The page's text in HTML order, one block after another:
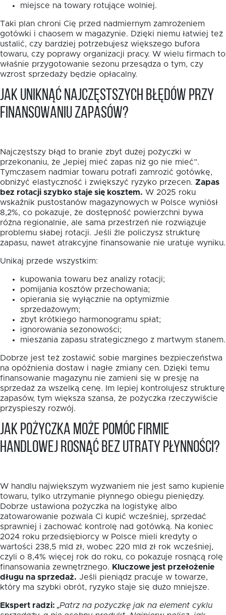
miejsce na towary rotujące wolniej.
Taki plan chroni Cię przed nadmiernym zamrożeniem
gotówki i chaosem w magazynie. Dzięki niemu łatwiej też
ustalić, czy bardziej potrzebujesz większego bufora
towaru, czy poprawy organizacji pracy. W wielu firmach to
właśnie przygotowanie sezonu przesądza o tym, czy
wzrost sprzedaży będzie opłacalny.
Jak uniknąć najczęstszych błędów przy
finansowaniu zapasów?
Najczęstszy błąd to branie zbyt dużej pożyczki w
przekonaniu, że „lepiej mieć zapas niż go nie mieć”.
Tymczasem nadmiar towaru potrafi zamrozić gotówkę,
obniżyć elastyczność i zwiększyć ryzyko przecen. Zapas
bez rotacji szybko staje się kosztem. W 2025 roku
wskaźnik pustostanów magazynowych w Polsce wyniósł
8,2%, co pokazuje, że dostępność powierzchni bywa
różna regionalnie, ale sama przestrzeń nie rozwiązuje
problemu słabej rotacji. Jeśli źle policzysz strukturę
zapasu, nawet atrakcyjne finansowanie nie uratuje wyniku.
Unikaj przede wszystkim:
kupowania towaru bez analizy rotacji;
pomijania kosztów przechowania;
opierania się wyłącznie na optymizmie
sprzedażowym;
zbyt krótkiego harmonogramu spłat;
ignorowania sezonowości;
mieszania zapasu strategicznego z martwym stanem.
Dobrze jest też zostawić sobie margines bezpieczeństwa
na opóźnienia dostaw i nagłe zmiany cen. Dzięki temu
finansowanie magazynu nie zamieni się w presję na
sprzedaż za wszelką cenę. Im lepiej kontrolujesz strukturę
zapasów, tym większa szansa, że pożyczka rzeczywiście
przyspieszy rozwój.
Jak pożyczka może pomóc firmie
handlowej rosnąć bez utraty płynności?
W handlu największym wyzwaniem nie jest samo kupienie
towaru, tylko utrzymanie płynnego obiegu pieniędzy.
Dobrze ustawiona pożyczka na logistykę albo
zatowarowanie pozwala Ci kupić wcześniej, sprzedać
sprawniej i zachować kontrolę nad gotówką. Na koniec
2024 roku przedsiębiorcy w Polsce mieli kredyty o
wartości 238,5 mld zł, wobec 220 mld zł rok wcześniej,
czyli o 8,4% więcej rok do roku, co pokazuje rosnącą rolę
finansowania zewnętrznego. Kluczowe jest przełożenie
długu na sprzedaż. Jeśli pieniądz pracuje w towarze,
który ma szybki obrót, ryzyko staje się dużo mniejsze.
Ekspert radzi: „Patrz na pożyczkę jak na element cyklu